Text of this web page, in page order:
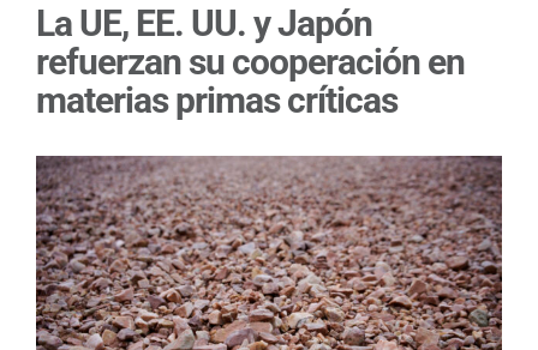
La UE, EE. UU. y Japón
refuerzan su cooperación en
materias primas críticas